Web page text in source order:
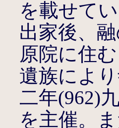
を載せて
出家後、
原院に住
遺族によ
二年(962)
を主催。